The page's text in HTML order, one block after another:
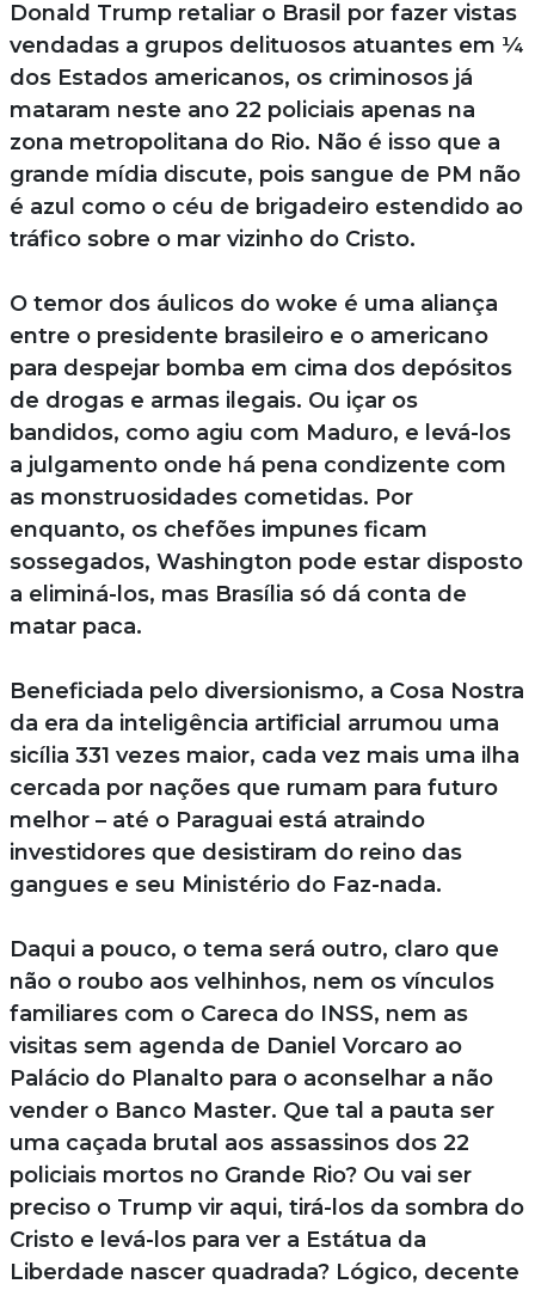
Donald Trump retaliar o Brasil por fazer vistas
vendadas a grupos delituosos atuantes em ¼
dos Estados americanos, os criminosos já
mataram neste ano 22 policiais apenas na
zona metropolitana do Rio. Não é isso que a
grande mídia discute, pois sangue de PM não
é azul como o céu de brigadeiro estendido ao
tráfico sobre o mar vizinho do Cristo.
O temor dos áulicos do woke é uma aliança
entre o presidente brasileiro e o americano
para despejar bomba em cima dos depósitos
de drogas e armas ilegais. Ou içar os
bandidos, como agiu com Maduro, e levá-los
a julgamento onde há pena condizente com
as monstruosidades cometidas. Por
enquanto, os chefões impunes ficam
sossegados, Washington pode estar disposto
a eliminá-los, mas Brasília só dá conta de
matar paca.
Beneficiada pelo diversionismo, a Cosa Nostra
da era da inteligência artificial arrumou uma
sicília 331 vezes maior, cada vez mais uma ilha
cercada por nações que rumam para futuro
melhor – até o Paraguai está atraindo
investidores que desistiram do reino das
gangues e seu Ministério do Faz-nada.
Daqui a pouco, o tema será outro, claro que
não o roubo aos velhinhos, nem os vínculos
familiares com o Careca do INSS, nem as
visitas sem agenda de Daniel Vorcaro ao
Palácio do Planalto para o aconselhar a não
vender o Banco Master. Que tal a pauta ser
uma caçada brutal aos assassinos dos 22
policiais mortos no Grande Rio? Ou vai ser
preciso o Trump vir aqui, tirá-los da sombra do
Cristo e levá-los para ver a Estátua da
Liberdade nascer quadrada? Lógico, decente